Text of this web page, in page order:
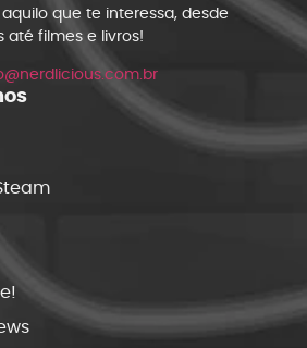
que te interessa, desde
até filmes e livros!